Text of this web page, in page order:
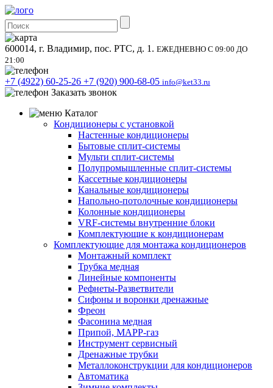
600014, г. Владимир, пос. РТС, д. 1. ЕЖЕДНЕВНО С 09:00 ДО
21:00
+7 (4922) 60-25-26 +7 (920) 900-68-05 info@ket33.ru
Заказать звонок
Каталог
Кондиционеры с установкой
Настенные кондиционеры
Бытовые сплит-системы
Мульти сплит-системы
Полупромышленные сплит-системы
Кассетные кондиционеры
Канальные кондиционеры
Напольно-потолочные кондиционеры
Колонные кондиционеры
VRF-системы внутренние блоки
Комплектующие к кондиционерам
Комплектующие для монтажа кондиционеров
Монтажный комплект
Трубка медная
Линейные компоненты
Рефнеты-Разветвители
Сифоны и воронки дренажные
Фреон
Фасонина медная
Припой, МАРР-газ
Инструмент сервисный
Дренажные трубки
Металлоконструкции для кондиционеров
Автоматика